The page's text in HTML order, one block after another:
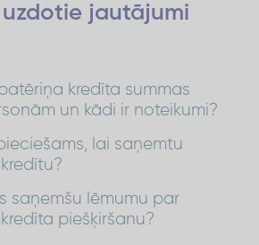
uzdotie jautājumi
kredīta summas
un kādi ir noteikumi?
ar atmaksas termiņu līdz 72
līdz 15 000 EUR atmaksas termiņš ir
Patēriņa kredīts
lai saņemtu
Latvijas pastāvīgajam iedzīvotājam
no 21 līdz 70 gadiem*;
konts kādā no Latvijas
saņemšu lēmumu par
piešķiršanu?